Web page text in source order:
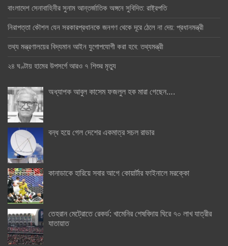
বাংলাদেশ সেনাবাহিনীর সুনাম আন্তর্জাতিক অঙ্গনে সুবিদিত: রাষ্ট্রপতি
নিরাপত্তা কৌশল যেন সরকারপ্রধানকে জনগণ থেকে দূরে ঠেলে না দেয়: প্রধানমন্ত্রী
তথ্য মন্ত্রণালয়ের বিদ্যমান আইন যুগোপযোগী করা হবে: তথ্যমন্ত্রী
২৪ ঘণ্টায় হামের উপসর্গে আরও ৭ শিশুর মৃত্যু
অধ্যাপক আবুল কাসেম ফজলুল হক মারা গেছেন….
বন্ধ হয়ে গেল দেশের একমাত্র সচল রাডার
কানাডাকে হারিয়ে সবার আগে কোয়ার্টার ফাইনালে মরক্কো
তেহরান মেট্রোতে রেকর্ড: খামেনির শেষবিদায় ঘিরে ৭০ লাখ যাত্রীর
যাতায়াত